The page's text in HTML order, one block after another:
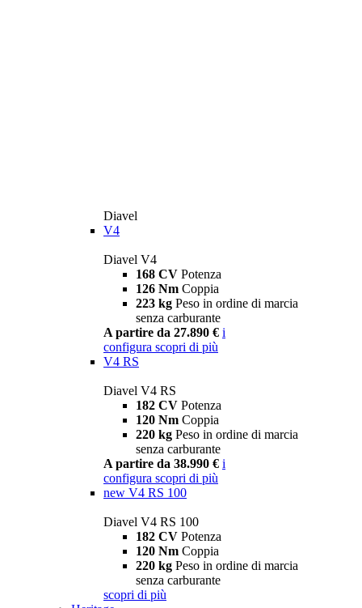
Diavel
V4
Diavel V4
168 CV Potenza
126 Nm Coppia
223 kg Peso in ordine di marcia
senza carburante
A partire da 27.890 € i
configura scopri di più
V4 RS
Diavel V4 RS
182 CV Potenza
120 Nm Coppia
220 kg Peso in ordine di marcia
senza carburante
A partire da 38.990 € i
configura scopri di più
new V4 RS 100
Diavel V4 RS 100
182 CV Potenza
120 Nm Coppia
220 kg Peso in ordine di marcia
senza carburante
scopri di più